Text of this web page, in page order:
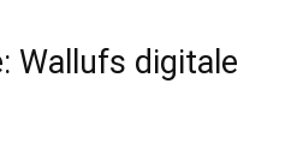
Wallufs digitale